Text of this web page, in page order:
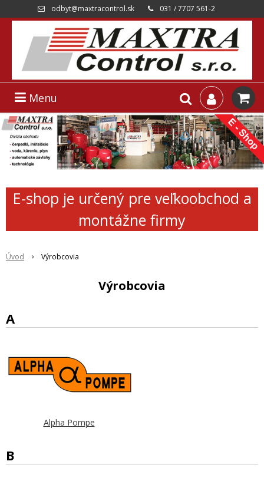
odbyt@maxtracontrol.sk 031 / 7707 561-2
Menu
E-shop je určený pre veľkoobchod a
montážne firmy
Úvod Výrobcovia
Výrobcovia
A
Alpha Pompe
B